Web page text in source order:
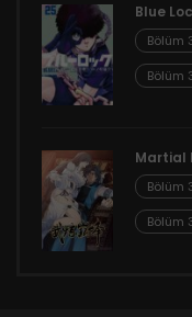
Blue
Bölüm
Bölüm
Martial
Bölüm
Bölüm